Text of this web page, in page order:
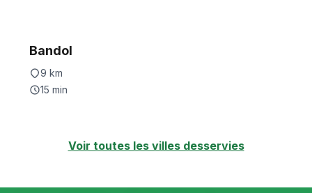
Bandol
9 km
15 min
Voir toutes les villes desservies